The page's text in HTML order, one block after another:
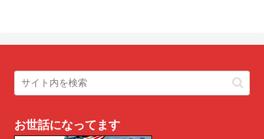
お世話になってます